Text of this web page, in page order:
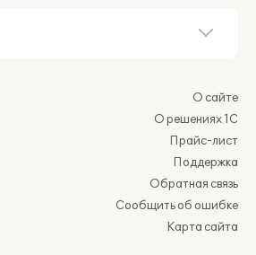
О сайте
О решениях 1С
Прайс-лист
Поддержка
Обратная связь
Сообщить об ошибке
Карта сайта